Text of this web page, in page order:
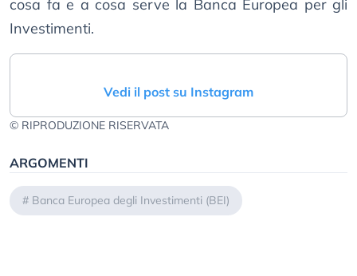
cosa fa e a cosa serve la Banca Europea per gli
Investimenti.
Vedi il post su Instagram
© RIPRODUZIONE RISERVATA
ARGOMENTI
# Banca Europea degli Investimenti (BEI)